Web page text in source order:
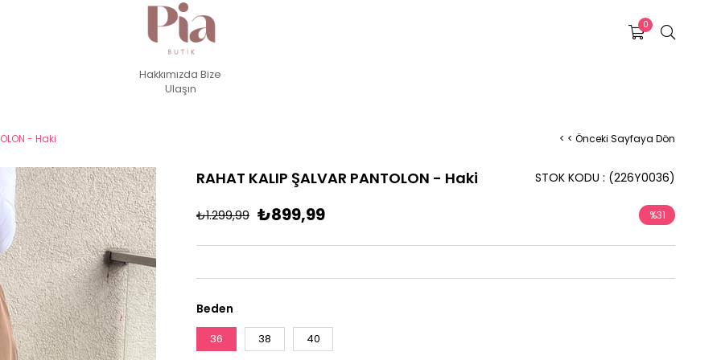
Hakkımızda Bize
Ulaşın
0
- Haki < < Önceki Sayfaya Dön
RAHAT KALIP ŞALVAR PANTOLON - Haki (226Y0036)
STOK KODU
₺1.299,99 ₺899,99 %31
Beden
36 38 40